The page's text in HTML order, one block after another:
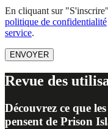
En cliquant sur
politique de confidentialité
service.
ENVOYER
Revue des
Découvrez ce que
pensent de Prison